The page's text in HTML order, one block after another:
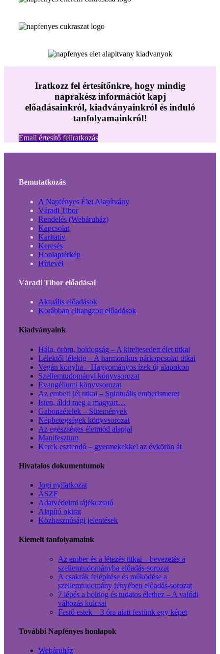
Iratkozz fel értesítőnkre, hogy mindig
naprakész információt kapj
előadásainkról, kiadványainkról és induló
tanfolyamainkról!
Email értesítő feliratkozás
Bemutatkozás
A Napfényes Élet Alapítvány
Váradi Tibor
Rendelés (Webáruház)
Kapcsolat
Karitatív
Keresés
Honlaptérkép
Hírlevél
Váradi Tibor előadásai
Aktuális előadások
Korábban elhangzott előadások
Kiadványaink
Hála, öröm, boldogság – A kiteljesedett élet titkai
Lélektől lélekig – A harmonikus párkapcsolat titkai
Vegán konyha – Hagyományos ízek új alapokon
Szellemtudományi könyvsorozat
Evangéliumi könyvsorozat
Az emberi lét titkai – Spirituális emberismeret
Isten, áldd meg a magyart…
Gabonaételek – Sütemények
Népbetegségek könyvsorozat
Az egészséges életmód alapjai
Manifesztum
Kerek esztendő – gyermekekkel az évkörön át
Hivatalos dokumentumok
Jogi nyilatkozat
ÁSZF
Adatvédelmi tájékoztató
Alapító okirat
Közhasznúsági jelentések
Kiemelt tanfolyamaink
Az ember és a létezés titkai – bevezetés a
szellemtudományba előadás-sorozat
A csakrák felépítése és működése a
szellemtudomány fényében előadás-sorozat
7 lépés a boldog és tudatos élethez – A valódi
változás kulcsai
Festő estek – 3 óra alatt festünk egy képet
További Napfényes honlapok
Webáruház